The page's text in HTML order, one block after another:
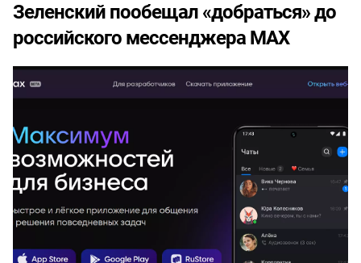
Зеленский пообещал «добраться» до
российского мессенджера MAX